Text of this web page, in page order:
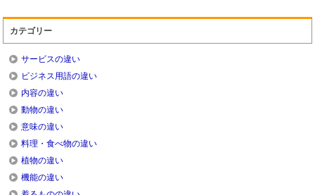
カテゴリー
サービスの違い
ビジネス用語の違い
内容の違い
動物の違い
意味の違い
料理・食べ物の違い
植物の違い
機能の違い